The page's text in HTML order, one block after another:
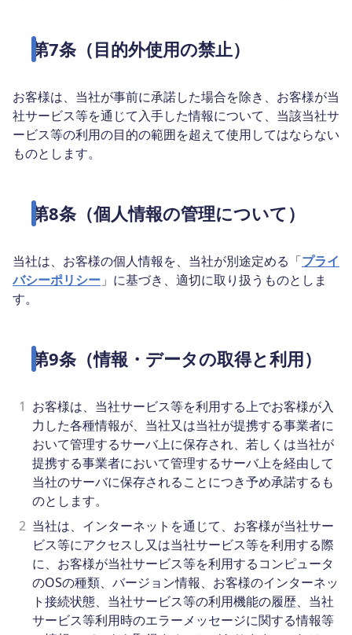
第7条（目的外使用の禁止）
お客様は、当社が事前に承諾した場合を除き、お客様が当
社サービス等を通じて入手した情報について、当該当社サ
ービス等の利用の目的の範囲を超えて使用してはならない
ものとします。
第8条（個人情報の管理について）
当社は、お客様の個人情報を、当社が別途定める「プライ
バシーポリシー 」に基づき、適切に取り扱うものとしま
す。
第9条（情報・データの取得と利用）
1 お客様は、当社サービス等を利用する上でお客様が入
力した各種情報が、当社又は当社が提携する事業者に
おいて管理するサーバ上に保存され、若しくは当社が
提携する事業者において管理するサーバ上を経由して
当社のサーバに保存されることにつき予め承諾するも
のとします。
2 当社は、インターネットを通じて、お客様が当社サー
ビス等にアクセスし又は当社サービス等を利用する際
に、お客様が当社サービス等を利用するコンピュータ
のOSの種類、バージョン情報、お客様のインターネッ
ト接続状態、当社サービス等の利用機能の履歴、当社
サービス等利用時のエラーメッセージに関する情報等